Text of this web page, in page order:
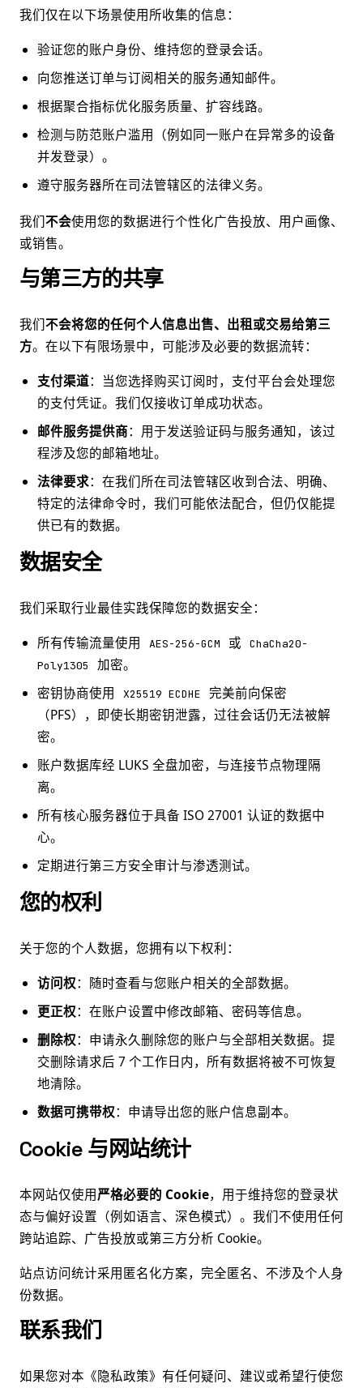
我们仅在以下场景使用所收集的信息：
验证您的账户身份、维持您的登录会话。
向您推送订单与订阅相关的服务通知邮件。
根据聚合指标优化服务质量、扩容线路。
检测与防范账户滥用（例如同一账户在异常多的设备
并发登录）。
遵守服务器所在司法管辖区的法律义务。
我们不会使用您的数据进行个性化广告投放、用户画像、
或销售。
与第三方的共享
我们不会将您的任何个人信息出售、出租或交易给第三
方。在以下有限场景中，可能涉及必要的数据流转：
支付渠道：当您选择购买订阅时，支付平台会处理您
的支付凭证。我们仅接收订单成功状态。
邮件服务提供商：用于发送验证码与服务通知，该过
程涉及您的邮箱地址。
法律要求：在我们所在司法管辖区收到合法、明确、
特定的法律命令时，我们可能依法配合，但仍仅能提
供已有的数据。
数据安全
我们采取行业最佳实践保障您的数据安全：
所有传输流量使用
AES-256-GCM 或
ChaCha20-
Poly1305
加密。
密钥协商使用
X25519 ECDHE
完美前向保密
（PFS），即使长期密钥泄露，过往会话仍无法被解
密。
账户数据库经 LUKS 全盘加密，与连接节点物理隔
离。
所有核心服务器位于具备 ISO 27001 认证的数据中
心。
定期进行第三方安全审计与渗透测试。
您的权利
关于您的个人数据，您拥有以下权利：
访问权：随时查看与您账户相关的全部数据。
更正权：在账户设置中修改邮箱、密码等信息。
删除权：申请永久删除您的账户与全部相关数据。提
交删除请求后 7 个工作日内，所有数据将被不可恢复
地清除。
数据可携带权：申请导出您的账户信息副本。
Cookie 与网站统计
本网站仅使用严格必要的 Cookie，用于维持您的登录状
态与偏好设置（例如语言、深色模式）。我们不使用任何
跨站追踪、广告投放或第三方分析 Cookie。
站点访问统计采用匿名化方案，完全匿名、不涉及个人身
份数据。
联系我们
如果您对本《隐私政策》有任何疑问、建议或希望行使您